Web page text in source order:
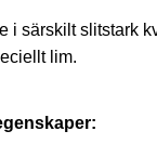
i särskilt slitstark
lim.